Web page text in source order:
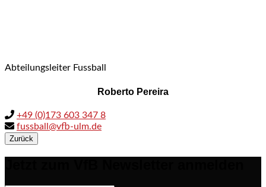
Abteilungsleiter Fussball
Roberto Pereira
+49 (0)173 603 347 8
fussball@vfb-ulm.de
Zurück